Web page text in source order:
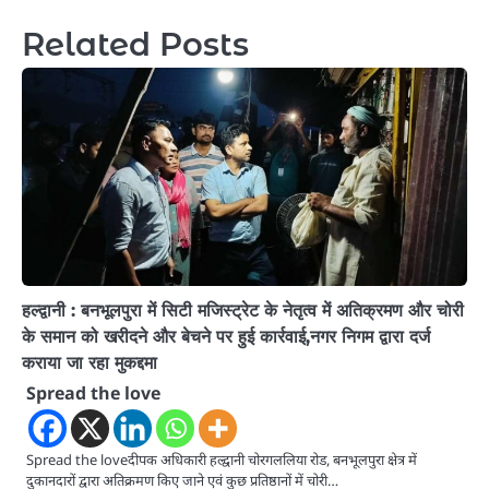
Related Posts
हल्द्वानी : बनभूलपुरा में सिटी मजिस्ट्रेट के नेतृत्व में अतिक्रमण और चोरी
के समान को खरीदने और बेचने पर हुई कार्रवाई,नगर निगम द्वारा दर्ज
कराया जा रहा मुकद्दमा
Spread the love
Spread the loveदीपक अधिकारी हल्द्वानी चोरगललिया रोड, बनभूलपुरा क्षेत्र में
दुकानदारों द्वारा अतिक्रमण किए जाने एवं कुछ प्रतिष्ठानों में चोरी…